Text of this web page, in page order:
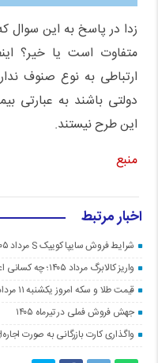
زدا در پاسخ به این سوال
متفاوت است یا خیر؟
ارتباطی به نوع صنوف
دولتی باشند به عبارتی
این طرح نیستند.
منبع
اخبار مرتبط
شرایط فروش سایپا کوییک S مرداد ۱۴۰۵ اعلام شد
واریز کالابرگ مرداد ۱۴۰۵؛ چه کسانی اعتبار دریافت نمی‌کنند؟
قیمت طلا و سکه امروز یکشنبه ۱۱ مرداد ۱۴۰۵
جهش فروش فملی در تیرماه ۱۴۰۵
واگذاری کارت بازرگانی به صورت